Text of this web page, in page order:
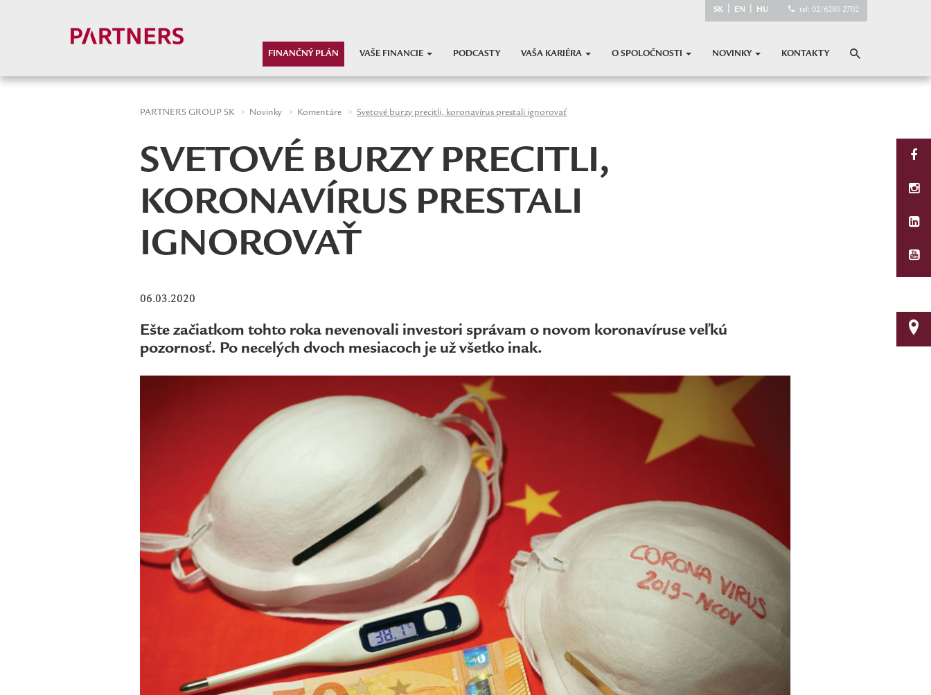
FINANČNÝ PLÁN VAŠE FINANCIE PODCASTY VAŠA KARIÉRA O SPOLOČNOSTI NOVINKY KONTAKTY
SK EN HU tel: 02/6280 2702
PARTNERS GROUP SK Novinky Komentáre Svetové burzy precitli, koronavírus prestali ignorovať
SVETOVÉ BURZY PRECITLI,
KORONAVÍRUS PRESTALI
IGNOROVAŤ
06.03.2020
Ešte začiatkom tohto roka nevenovali investori správam o novom koronavíruse veľkú
pozornosť. Po necelých dvoch mesiacoch je už všetko inak.